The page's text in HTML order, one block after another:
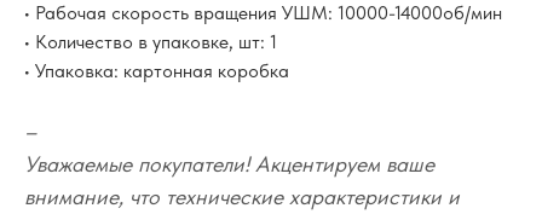
• Рабочая скорость вращения УШМ: 10000-14000об/мин
• Количество в упаковке, шт: 1
• Упаковка: картонная коробка
–
Уважаемые покупатели! Акцентируем ваше
внимание, что технические характеристики и